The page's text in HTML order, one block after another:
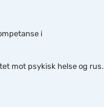
i
mot psykisk helse og rus.